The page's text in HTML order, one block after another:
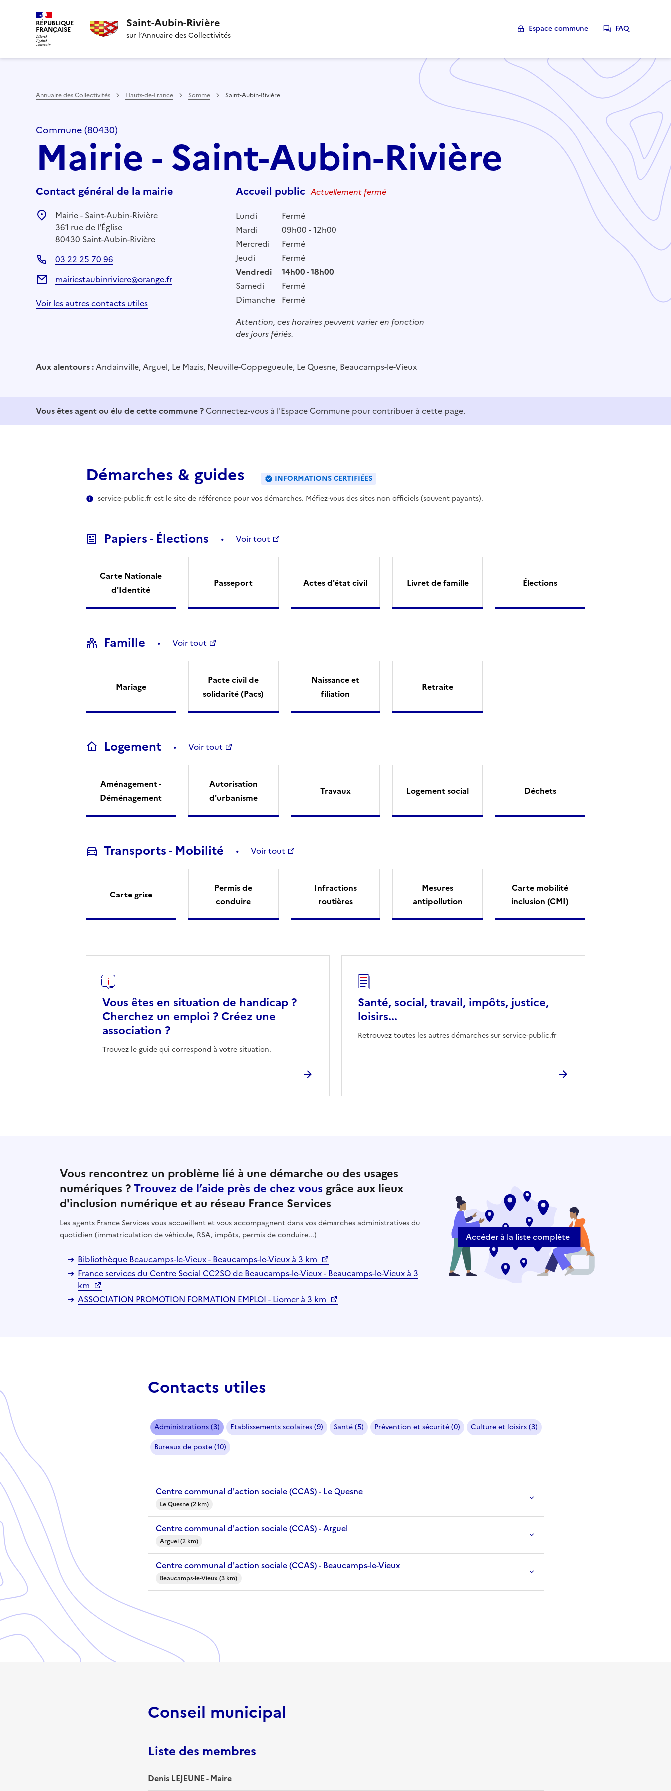
RÉPUBLIQUE
FRANÇAISE Saint-Aubin-Rivière
sur l’Annuaire des Collectivités
Espace commune FAQ
Annuaire des Collectivités Hauts-de-France Somme Saint-Aubin-Rivière
Commune (80430)
Mairie - Saint-Aubin-Rivière
Contact général de la mairie
Mairie - Saint-Aubin-Rivière
361 rue de l'Église
80430 Saint-Aubin-Rivière
03 22 25 70 96
mairiestaubinriviere@orange.fr
Voir les autres contacts utiles
Accueil public Actuellement fermé
Lundi
Fermé
Mardi
09h00 - 12h00
Mercredi
Fermé
Jeudi
Fermé
Vendredi
14h00 - 18h00
Samedi
Fermé
Dimanche Fermé
Attention, ces horaires peuvent varier en fonction
des jours fériés.
Aux alentours :Andainville,Arguel, Le Mazis, Neuville-Coppegueule, Le Quesne, Beaucamps-le-Vieux
Vous êtes agent ou élu de cette commune ? Connectez-vous à l'Espace Commune pour contribuer à cette page.
Démarches & guides
INFORMATIONS CERTIFIÉES
service-public.fr est le site de référence pour vos démarches. Méfiez-vous des sites non officiels (souvent payants).
Papiers - Élections Voir tout
Carte Nationale
d'Identité
Passeport Actes d'état civil Livret de famille Élections
Famille Voir tout
Mariage
Pacte civil de
solidarité (Pacs)
Naissance et
filiation
Retraite
Logement Voir tout
Aménagement -
Déménagement
Autorisation
d'urbanisme
Travaux Logement social Déchets
Transports - Mobilité Voir tout
Carte grise
Permis de
conduire
Infractions
routières
Mesures
antipollution
Carte mobilité
inclusion (CMI)
Vous êtes en situation de handicap ?
Cherchez un emploi ? Créez une
association ?
Trouvez le guide qui correspond à votre situation.
Santé, social, travail, impôts, justice,
loisirs...
Retrouvez toutes les autres démarches sur service-public.fr
Vous rencontrez un problème lié à une démarche ou des usages
numériques ?Trouvez de l’aide près de chez vous grâce aux lieux
d'inclusion numérique et au réseau France Services
Les agents France Services vous accueillent et vous accompagnent dans vos démarches administratives du
quotidien (immatriculation de véhicule, RSA, impôts, permis de conduire...)
Bibliothèque Beaucamps-le-Vieux - Beaucamps-le-Vieux à 3 km
France services du Centre Social CC2SO de Beaucamps-le-Vieux - Beaucamps-le-Vieux à 3
km
ASSOCIATION PROMOTION FORMATION EMPLOI - Liomer à 3 km
Accéder à la liste complète
Contacts utiles
Administrations (3) Etablissements scolaires (9) Santé (5) Prévention et sécurité (0)
Culture et loisirs (3)
Bureaux de poste (10)
Centre communal d'action sociale (CCAS) - Le Quesne
Le Quesne (2 km)
Centre communal d'action sociale (CCAS) - Arguel
Arguel (2 km)
Centre communal d'action sociale (CCAS) - Beaucamps-le-Vieux
Beaucamps-le-Vieux (3 km)
Conseil municipal
Liste des membres
Denis LEJEUNE - Maire